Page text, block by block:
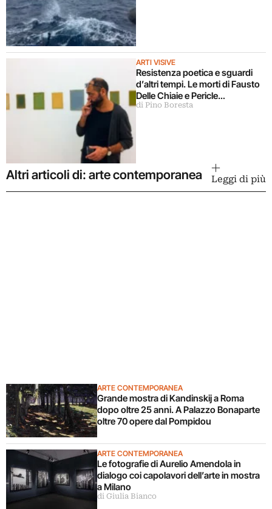
ARTI VISIVE
Resistenza poetica e sguardi
d’altri tempi. Le morti di Fausto
Delle Chiaie e Pericle
Guaglianone
di Pino Boresta
Altri articoli di: arte contemporanea Leggi di più
ARTE CONTEMPORANEA
Grande mostra di Kandinskij a Roma
dopo oltre 25 anni. A Palazzo Bonaparte
oltre 70 opere dal Pompidou
ARTE CONTEMPORANEA
Le fotografie di Aurelio Amendola in
dialogo coi capolavori dell’arte in mostra
a Milano
di Giulia Bianco